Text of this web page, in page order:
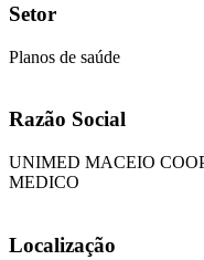
Setor
Planos de saúde
Razão Social
UNIMED MACEIO
MEDICO
Localização